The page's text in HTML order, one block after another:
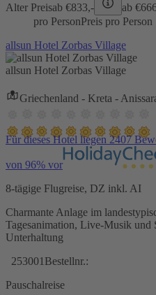
Alter Preisab €833,- ab €
pro PersonPreis pro Person
allsun Hotel Zorbas Village
allsun Hotel Zorbas Village
Griechenland - Kreta -
Für dieses Hotel liegen 2407
von 96% vor
8-tägige Flugreise, DZ inkl. AI
Charmante Anlage im
Tagesanimation, Live-Musik und
Unterhaltung
253001 Bestellnr.:
Pauschalreise